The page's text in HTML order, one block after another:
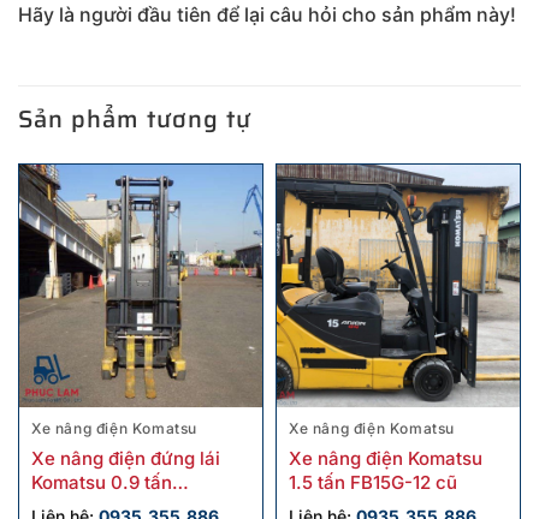
Hãy là người đầu tiên để lại câu hỏi cho sản phẩm này!
Sản phẩm tương tự
Xe nâng điện Komatsu
Xe nâng điện đứng lái
Komatsu 0.9 tấn
FB09RS-14 cũ
Xe nâng điện Komatsu
Xe nâng điện Komatsu
1.5 tấn FB15G-12 cũ